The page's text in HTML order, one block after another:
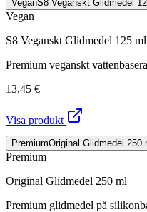
VeganS8 Veganskt Glidmedel
Vegan
S8 Veganskt Glidmedel 125 ml
Premium veganskt
13,45 €
Visa produkt
PremiumOriginal Glidmedel 250
Premium
Original Glidmedel 250 ml
Premium glidmedel på